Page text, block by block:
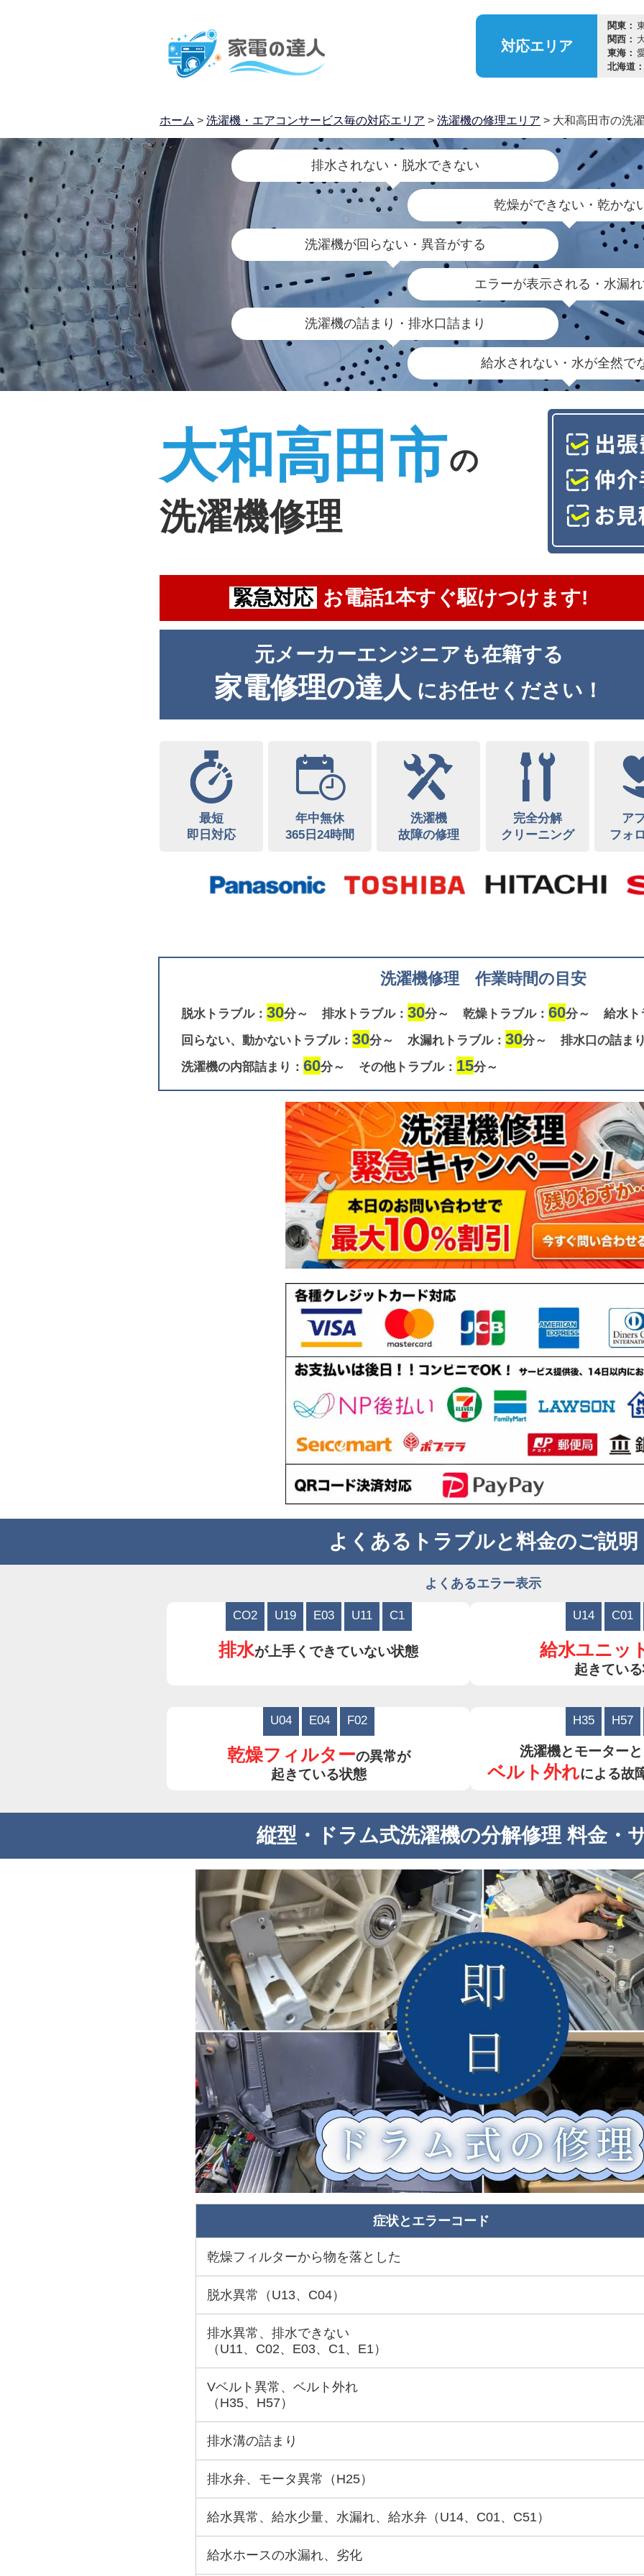
対応エリア
関東：
関西：
東海：
北海道：
ホーム > 洗濯機・エアコンサービス毎の対応エリア > 洗濯機の修理エリア > 大和高田市の洗
排水されない・脱水できない
乾燥ができない・乾かな
洗濯機が回らない・異音がする
エラーが表示される・水漏
洗濯機の詰まり・排水口詰まり
給水されない・水が全然で
大和高田市の
洗濯機修理
緊急対応 お電話1本すぐ駆けつけます!
元メーカーエンジニアも在籍する
家電修理の達人 にお任せください！
最短
即日対応
年中無休
365日24時間
洗濯機
故障の修理
完全分解
クリーニング
ア
フォ
洗濯機修理 作業時間の目安
脱水トラブル： 30分～ 排水トラブル： 30分～ 乾燥トラブル： 60分～
給水ト
回らない、動かないトラブル： 30分～ 水漏れトラブル： 30分～
排水口の詰ま
洗濯機の内部詰まり： 60分～ その他トラブル： 15分～
よくあるトラブルと料金のご説明
よくあるエラー表示
CO2 U19 E03 U11 C1
排水が上手くできていない状態
U14 C01
給水ユニッ
起きてい
U04 E04 F02
乾燥フィルターの異常が
起きている状態
H35 H57
洗濯機とモーター
ベルト外れによる故
縦型・ドラム式洗濯機の分解修理 料金・
症状とエラーコード
乾燥フィルターから物を落とした
脱水異常（U13、C04）
排水異常、排水できない
（U11、C02、E03、C1、E1）
Vベルト異常、ベルト外れ
（H35、H57）
排水溝の詰まり
排水弁、モータ異常（H25）
給水異常、給水少量、水漏れ、給水弁（U14、C01、C51）
給水ホースの水漏れ、劣化